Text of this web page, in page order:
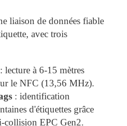
liaison de données fiable
avec trois
: lecture à 6-15 mètres
le NFC (13,56 MHz).
: identification
d'étiquettes grâce
collision EPC Gen2.